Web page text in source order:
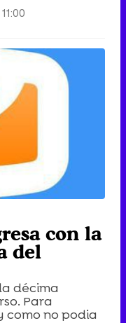
con la
del
décima
Para
como no podia